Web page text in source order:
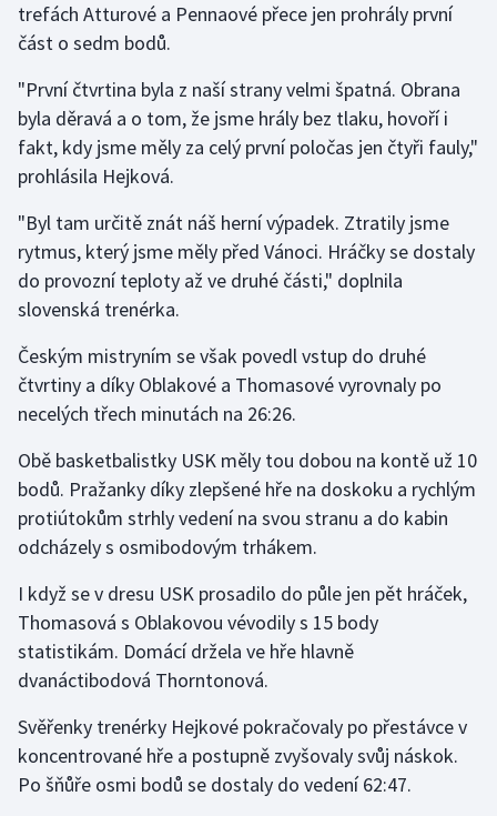
Plážový volejbal
Rychlobruslení
Rychlostní kanoistika
Short track
Sportovní střelba
Triatlon
Vodní slalom
Volejbal
Ostatní
trefách Atturové a Pennaové přece jen prohrály první
část o sedm bodů.
"První čtvrtina byla z naší strany velmi špatná. Obrana
byla děravá a o tom, že jsme hrály bez tlaku, hovoří i
fakt, kdy jsme měly za celý první poločas jen čtyři fauly,"
prohlásila Hejková.
"Byl tam určitě znát náš herní výpadek. Ztratily jsme
rytmus, který jsme měly před Vánoci. Hráčky se dostaly
do provozní teploty až ve druhé části," doplnila
slovenská trenérka.
Českým mistryním se však povedl vstup do druhé
čtvrtiny a díky Oblakové a Thomasové vyrovnaly po
necelých třech minutách na 26:26.
Obě basketbalistky USK měly tou dobou na kontě už 10
bodů. Pražanky díky zlepšené hře na doskoku a rychlým
protiútokům strhly vedení na svou stranu a do kabin
odcházely s osmibodovým trhákem.
I když se v dresu USK prosadilo do půle jen pět hráček,
Thomasová s Oblakovou vévodily s 15 body
statistikám. Domácí držela ve hře hlavně
dvanáctibodová Thorntonová.
Svěřenky trenérky Hejkové pokračovaly po přestávce v
koncentrované hře a postupně zvyšovaly svůj náskok.
Po šňůře osmi bodů se dostaly do vedení 62:47.